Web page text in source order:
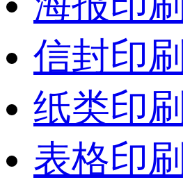
信封印刷
纸类印刷
表格印刷